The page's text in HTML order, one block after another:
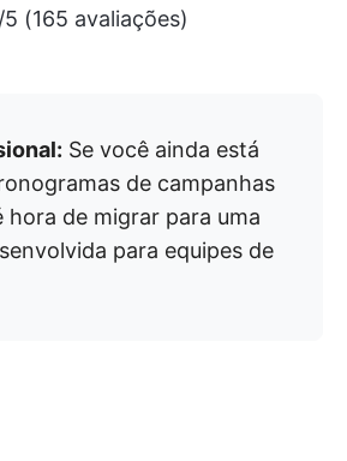
(165 avaliações)
Se você ainda está
de campanhas
hora de migrar para uma
para equipes de